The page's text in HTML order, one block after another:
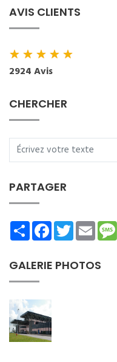
AVIS CLIENTS
★★★★★
2924 Avis
CHERCHER
PARTAGER
ShareFacebookTwitterEmail
GALERIE PHOTOS